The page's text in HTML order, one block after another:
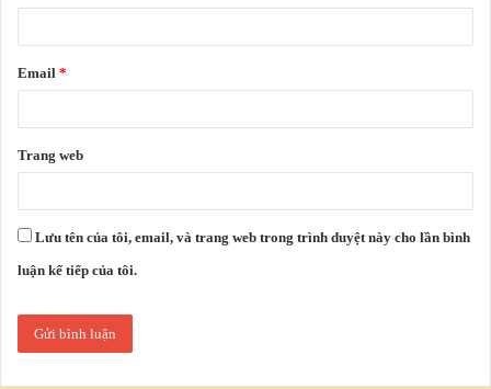
Email *
Trang web
Lưu tên của tôi, email, và trang web trong trình duyệt này cho lần bình
luận kế tiếp của tôi.